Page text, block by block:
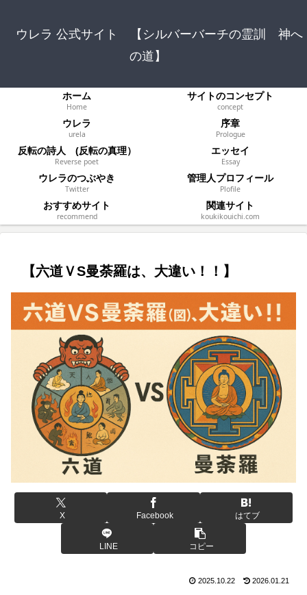
ウレラ 公式サイト 【シルバーバーチの霊訓 神へ
の道】
ホーム
Home
サイトのコンセプト
concept
ウレラ
urela
序章
Prologue
反転の詩人 (反転の真理）
Reverse poet
エッセイ
Essay
ウレラのつぶやき
Twitter
管理人プロフィール
Plofile
おすすめサイト
recommend
関連サイト
koukikouichi.com
【六道ＶS曼荼羅は、大違い！！】
X Facebook はてブ
LINE コピー
2025.10.22 2026.01.21